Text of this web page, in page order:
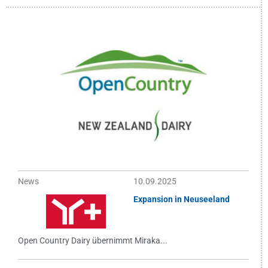
News
10.09.2025
Expansion in Neuseeland
Open Country Dairy übernimmt Miraka...